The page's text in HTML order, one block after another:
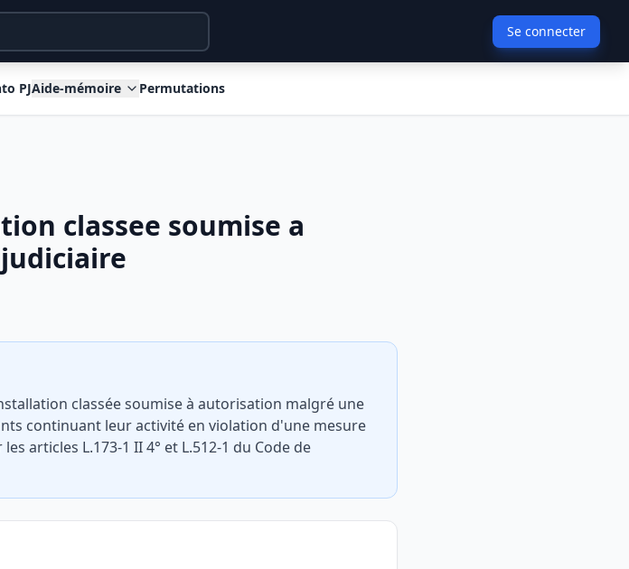
Se connecter
PJAide-mémoire Permutations
classee soumise a
classée soumise à autorisation malgré une
continuant leur activité en violation d'une mesure
articles L.173-1 II 4° et L.512-1 du Code de